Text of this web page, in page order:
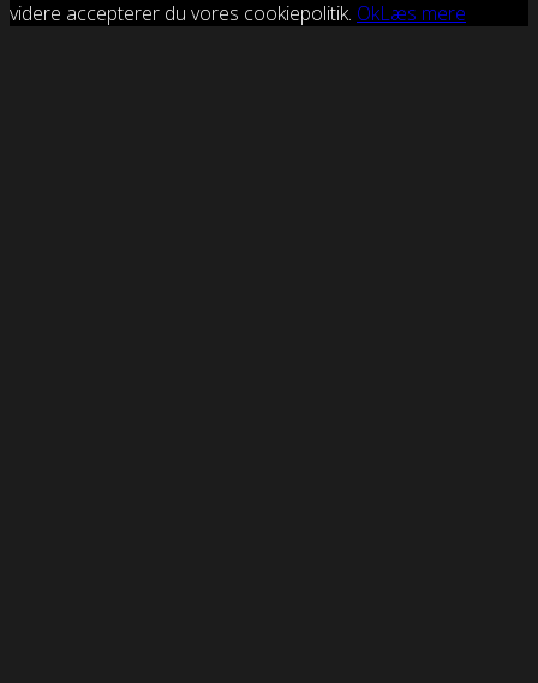
videre accepterer du vores cookiepolitik. OkLæs mere